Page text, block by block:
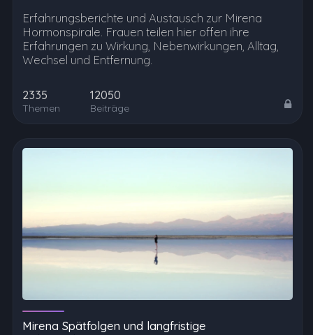
Erfahrungsberichte und Austausch zur Mirena
Hormonspirale. Frauen teilen hier offen ihre
Erfahrungen zu Wirkung, Nebenwirkungen, Alltag,
Wechsel und Entfernung.
2335
Themen
12050
Beiträge
Mirena Spätfolgen und langfristige